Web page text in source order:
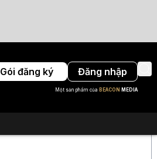
Gói đăng ký Đăng nhập
Một sản phẩm của BEACON MEDIA